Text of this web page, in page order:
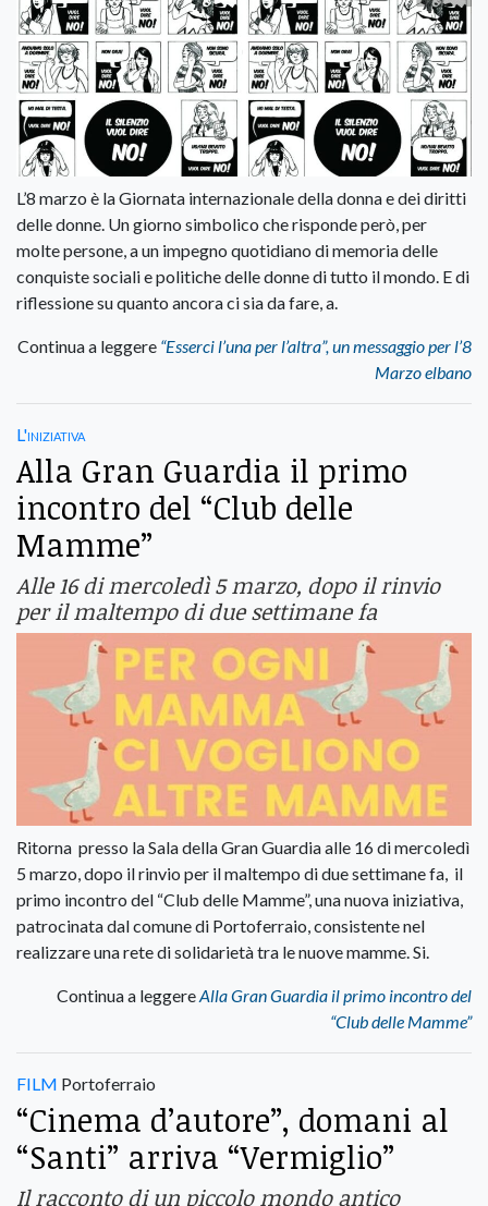
L’8 marzo è la Giornata internazionale della donna e dei diritti
delle donne. Un giorno simbolico che risponde però, per
molte persone, a un impegno quotidiano di memoria delle
conquiste sociali e politiche delle donne di tutto il mondo. E di
riflessione su quanto ancora ci sia da fare, a.
Continua a leggere “Esserci l’una per l’altra”, un messaggio per l’8
Marzo elbano
L'iniziativa
Alla Gran Guardia il primo
incontro del “Club delle
Mamme”
Alle 16 di mercoledì 5 marzo, dopo il rinvio
per il maltempo di due settimane fa
Ritorna presso la Sala della Gran Guardia alle 16 di mercoledì
5 marzo, dopo il rinvio per il maltempo di due settimane fa, il
primo incontro del “Club delle Mamme”, una nuova iniziativa,
patrocinata dal comune di Portoferraio, consistente nel
realizzare una rete di solidarietà tra le nuove mamme. Si.
Continua a leggereAlla Gran Guardia il primo incontro del
“Club delle Mamme”
FILM Portoferraio
“Cinema d’autore”, domani al
“Santi” arriva “Vermiglio”
Il racconto di un piccolo mondo antico